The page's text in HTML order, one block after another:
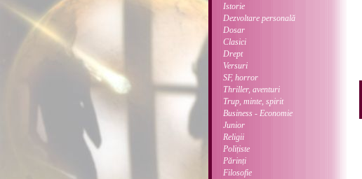
Istorie
Dezvoltare personală
Dosar
Clasici
Drept
Versuri
SF, horror
Thriller, aventuri
Trup, minte, spirit
Business - Economie
Junior
Religii
Polițiste
Părinți
Filosofie